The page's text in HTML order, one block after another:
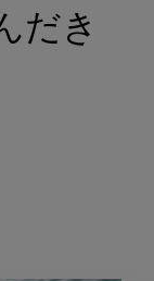
だき